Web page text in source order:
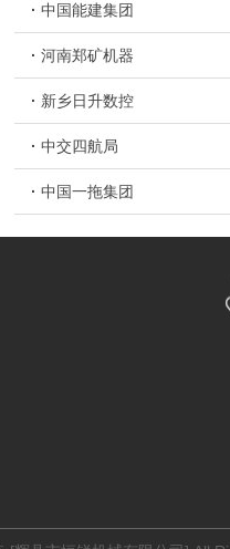
· 中国能建集团
· 河南郑矿机器
· 新乡日升数控
· 中交四航局
· 中国一拖集团